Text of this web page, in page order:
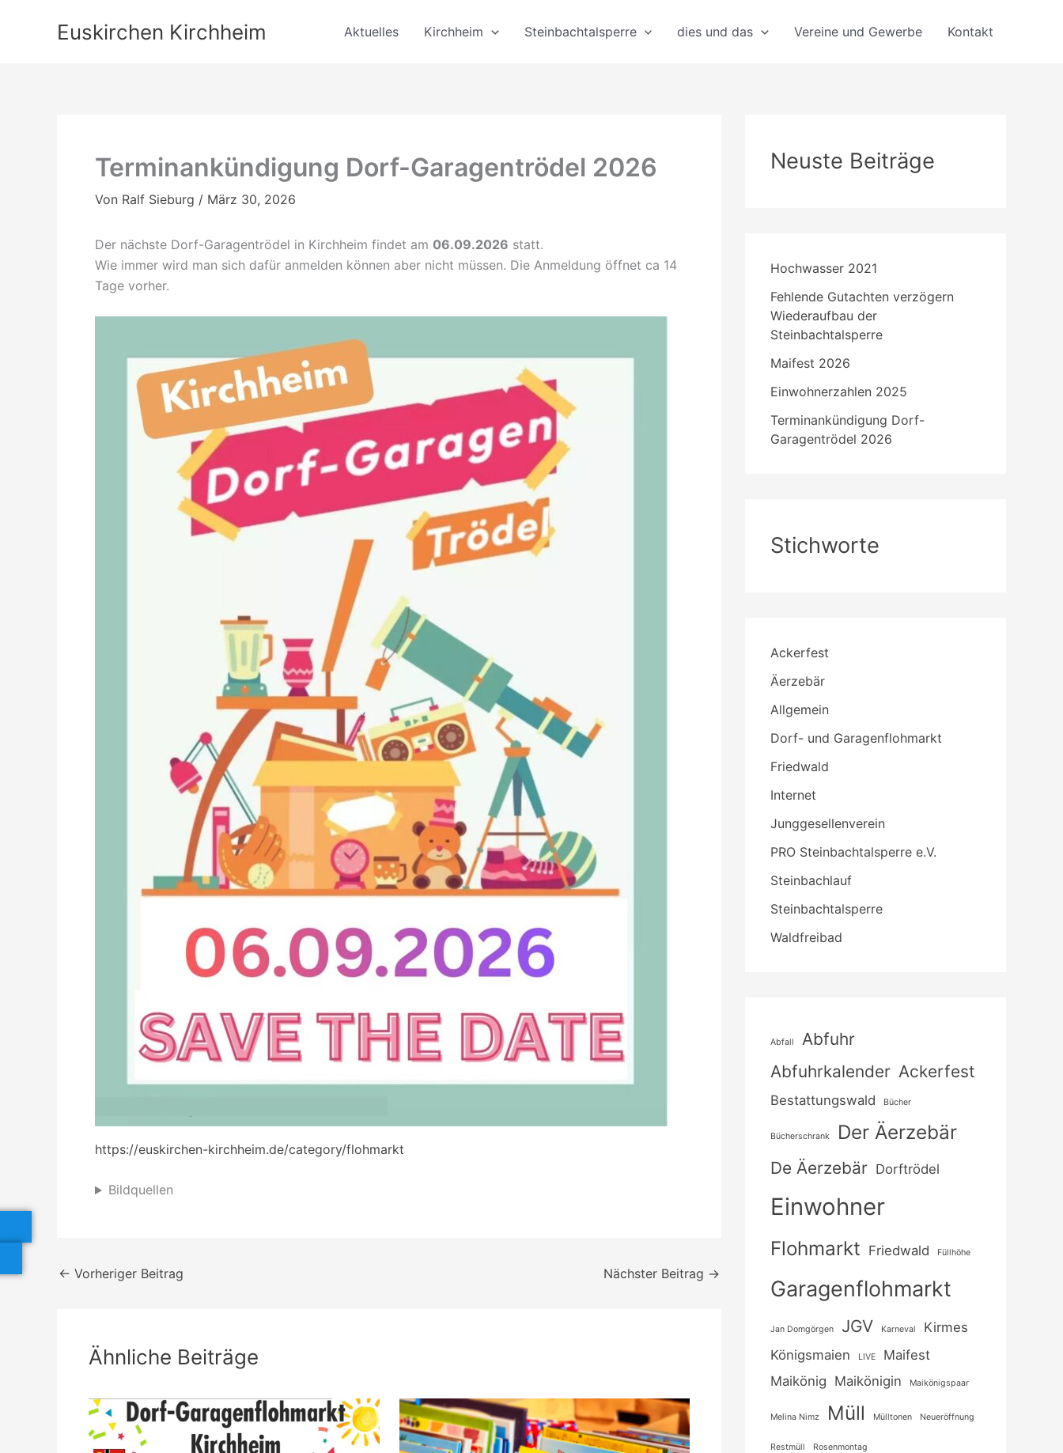
Euskirchen Kirchheim Aktuelles Kirchheim Steinbachtalsperre dies und das Vereine und Gewerbe Kontakt
Terminankündigung Dorf-Garagentrödel 2026
Von Ralf Sieburg / März 30, 2026
Der nächste Dorf-Garagentrödel in Kirchheim findet am 06.09.2026 statt.
Wie immer wird man sich dafür anmelden können aber nicht müssen. Die Anmeldung öffnet ca 14
Tage vorher.
https://euskirchen-kirchheim.de/category/flohmarkt
Bildquellen
← Vorheriger Beitrag Nächster Beitrag →
Ähnliche Beiträge
Neuste Beiträge
Hochwasser 2021
Fehlende Gutachten verzögern
Wiederaufbau der
Steinbachtalsperre
Maifest 2026
Einwohnerzahlen 2025
Terminankündigung Dorf-
Garagentrödel 2026
Stichworte
Ackerfest
Äerzebär
Allgemein
Dorf- und Garagenflohmarkt
Friedwald
Internet
Junggesellenverein
PRO Steinbachtalsperre e.V.
Steinbachlauf
Steinbachtalsperre
Waldfreibad
Abfall
Abfuhr
Abfuhrkalender Ackerfest
Bestattungswald Bücher
Bücherschrank Der Äerzebär
De Äerzebär Dorftrödel
Einwohner
Flohmarkt Friedwald Füllhöhe
Garagenflohmarkt
Jan Domgörgen JGV Karneval
Kirmes
Königsmaien
LIVE
Maifest
Maikönig Maikönigin Maikönigspaar
Melina Nimz Müll Mülltonen Neueröffnung
Restmüll Rosenmontag